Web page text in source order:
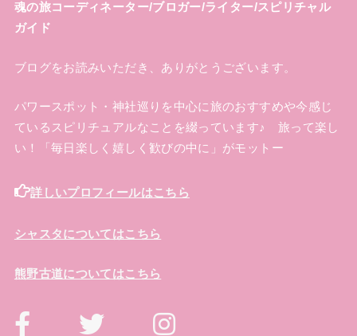
魂の旅コーディネーター/ブロガー/ライター/スピリチャル
ガイド
ブログをお読みいただき、ありがとうございます。
パワースポット・神社巡りを中心に旅のおすすめや今感じ
ているスピリチュアルなことを綴っています♪ 旅って楽し
い！「毎日楽しく嬉しく歓びの中に」がモットー
詳しいプロフィールはこちら
シャスタについてはこちら
熊野古道についてはこちら